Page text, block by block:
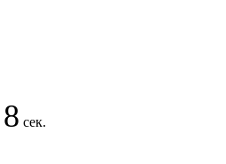
7 сек.